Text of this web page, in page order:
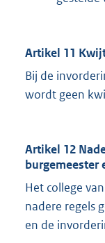
Artikel 11
Bij de
wordt geen
Artikel 12
burgemeester
Het college
nadere regels
en de